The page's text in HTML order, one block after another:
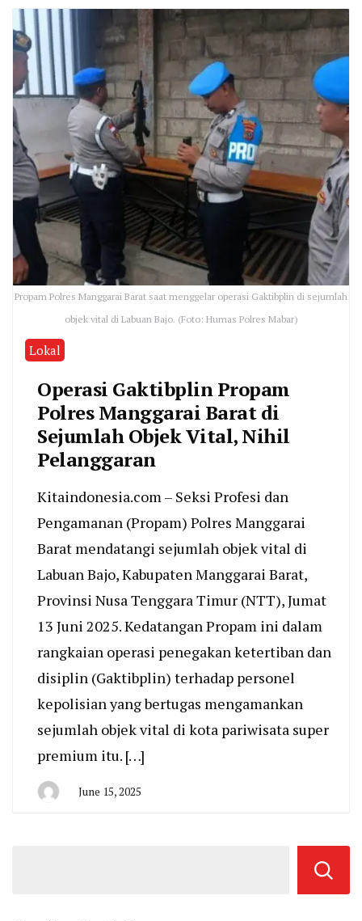
Propam Polres Manggarai Barat saat menggelar operasi Gaktibplin di sejumlah
objek vital di Labuan Bajo. (Foto: Humas Polres Mabar)
Lokal
Operasi Gaktibplin Propam
Polres Manggarai Barat di
Sejumlah Objek Vital, Nihil
Pelanggaran
Kitaindonesia.com – Seksi Profesi dan
Pengamanan (Propam) Polres Manggarai
Barat mendatangi sejumlah objek vital di
Labuan Bajo, Kabupaten Manggarai Barat,
Provinsi Nusa Tenggara Timur (NTT), Jumat
13 Juni 2025. Kedatangan Propam ini dalam
rangkaian operasi penegakan ketertiban dan
disiplin (Gaktibplin) terhadap personel
kepolisian yang bertugas mengamankan
sejumlah objek vital di kota pariwisata super
premium itu. […]
June 15, 2025